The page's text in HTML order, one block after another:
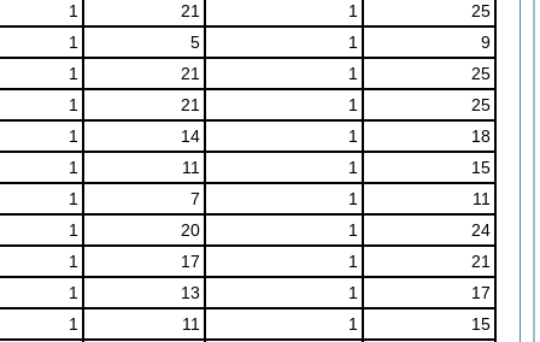
1 21 1
25
1 5 1
9
1 21 1
25
1 21 1
25
1 14 1
18
1 11 1
15
1 7 1
11
1 20 1
24
1 17 1
21
1 13 1
17
1 11 1 15